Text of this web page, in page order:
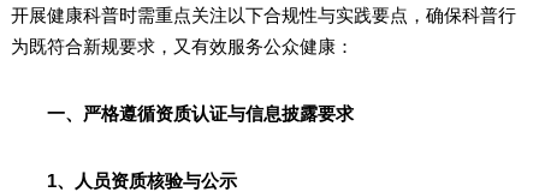
开展健康科普时需重点关注以下合规性与实践要点，确保科普行
为既符合新规要求，又有效服务公众健康：
一、严格遵循资质认证与信息披露要求
1、 人员资质核验与公示